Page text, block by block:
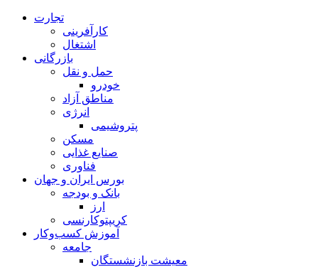
تجارت
کارآفرینی
اشتغال
بازرگانی
حمل و نقل
خودرو
مناطق آزاد
انرژی
پتروشیمی
مسکن
صنایع غذایی
فناوری
بورس ایران و جهان
بانک و بودجه
ارز
کریپتوکارنسی
آموزش کسب‌وکار
جامعه
معیشت بازنشستگان